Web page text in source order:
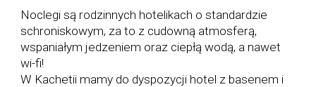
Noclegi są rodzinnych hotelikach o standardzie
schroniskowym, za to z cudowną atmosferą,
wspaniałym jedzeniem oraz ciepłą wodą, a nawet
wi-fi!
W Kachetii mamy do dyspozycji hotel z basenem i